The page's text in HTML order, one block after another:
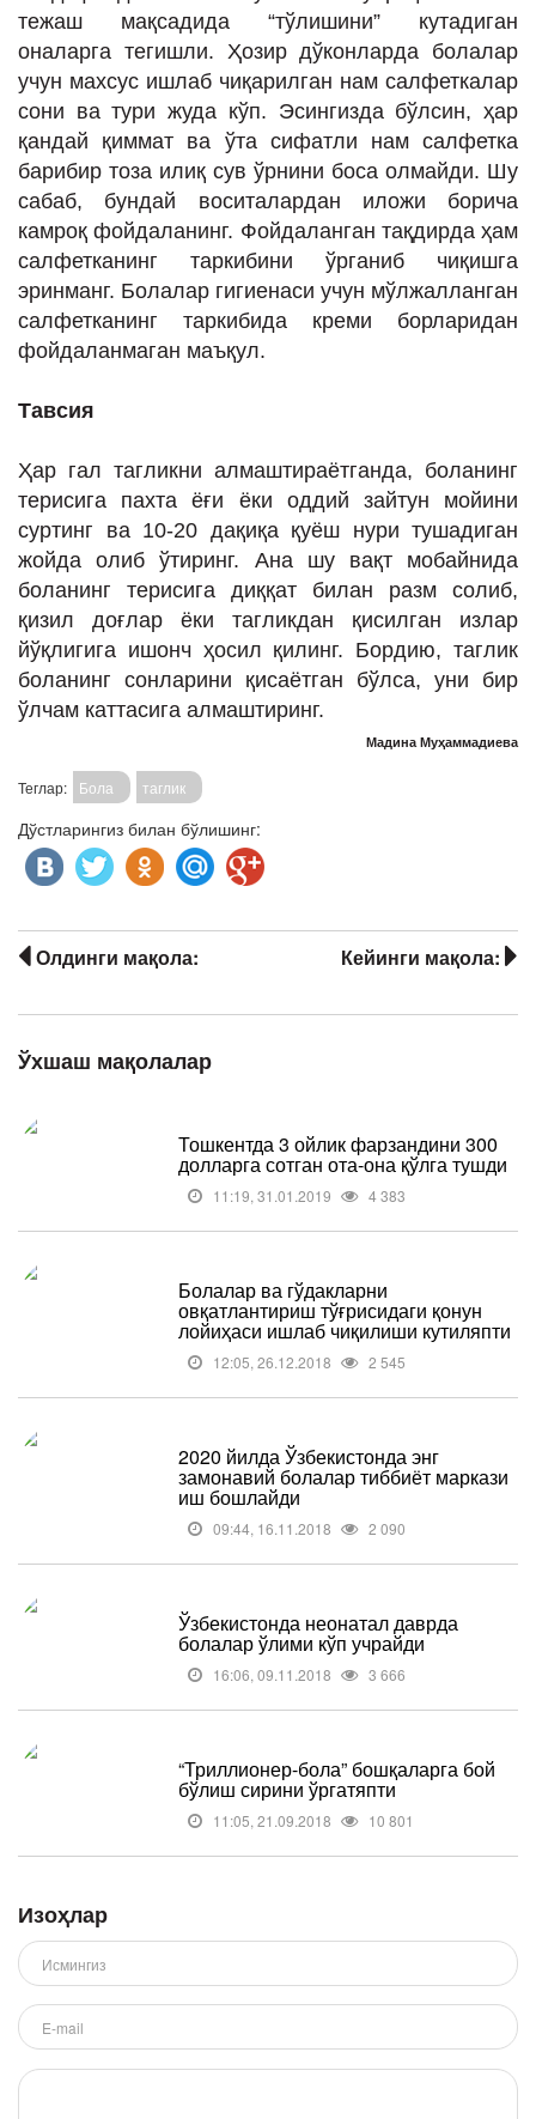
тежаш мақсадида “тўлишини” кутадиган
оналарга тегишли. Ҳозир дўконларда болалар
учун махсус ишлаб чиқарилган нам салфеткалар
сони ва тури жуда кўп. Эсингизда бўлсин, ҳар
қандай қиммат ва ўта сифатли нам салфетка
барибир тоза илиқ сув ўрнини боса олмайди. Шу
сабаб, бундай воситалардан иложи борича
камроқ фойдаланинг. Фойдаланган тақдирда ҳам
салфетканинг таркибини ўрганиб чиқишга
эринманг. Болалар гигиенаси учун мўлжалланган
салфетканинг таркибида креми борларидан
фойдаланмаган маъқул.
Тавсия
Ҳар гал тагликни алмаштираётганда, боланинг
терисига пахта ёғи ёки оддий зайтун мойини
суртинг ва 10-20 дақиқа қуёш нури тушадиган
жойда олиб ўтиринг. Ана шу вақт мобайнида
боланинг терисига диққат билан разм солиб,
қизил доғлар ёки тагликдан қисилган излар
йўқлигига ишонч ҳосил қилинг. Бордию, таглик
боланинг сонларини қисаётган бўлса, уни бир
ўлчам каттасига алмаштиринг.
Мадина Муҳаммадиева
Теглар: Бола таглик
Дўстларингиз билан бўлишинг:
Кейинги мақола:
Олдинги мақола:
Ўхшаш мақолалар
Тошкентда 3 ойлик фарзандини 300
долларга сотган ота-она қўлга тушди
11:19, 31.01.2019 4 383
Болалар ва гўдакларни
овқатлантириш тўғрисидаги қонун
лойиҳаси ишлаб чиқилиши кутиляпти
12:05, 26.12.2018 2 545
2020 йилда Ўзбекистонда энг
замонавий болалар тиббиёт маркази
иш бошлайди
09:44, 16.11.2018 2 090
Ўзбекистонда неонатал даврда
болалар ўлими кўп учрайди
16:06, 09.11.2018 3 666
“Триллионер-бола” бошқаларга бой
бўлиш сирини ўргатяпти
11:05, 21.09.2018 10 801
Изоҳлар